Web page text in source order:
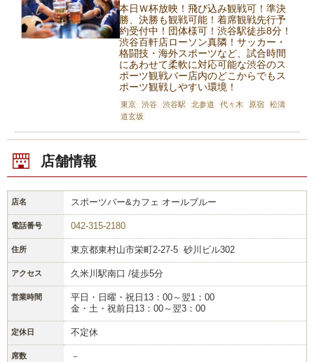
本日Ｗ杯放映！飛び込み観戦可！準決
勝、決勝も観戦可能！着席観戦先行予
約受付中！団体様可！渋谷駅徒歩8分！
渋谷百軒店ローソン真隣！サッカー・
格闘技・海外スポーツなど、試合時間
にあわせて柔軟に対応可能な渋谷のス
ポーツ観戦バー店内のどこからでもス
ポーツ観戦しやすい環境！
東京 渋谷 渋谷駅 北参道 代々木 原宿
松濤
道玄坂
店舗情報
店名 スポーツバー&カフェ オールブルー
電話番号 042-315-2180
住所 東京都東村山市栄町2-27-5 砂川ビル302
アクセス 久米川駅南口 /徒歩5分
営業時間
平日・日曜・祝日13：00～翌1：00
金・土・祝前日13：00～翌3：00
定休日 不定休
席数 －